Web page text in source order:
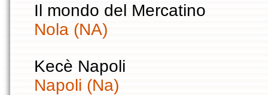
Il mondo del Mercatino
Nola (NA)
Kecè Napoli
Napoli (Na)